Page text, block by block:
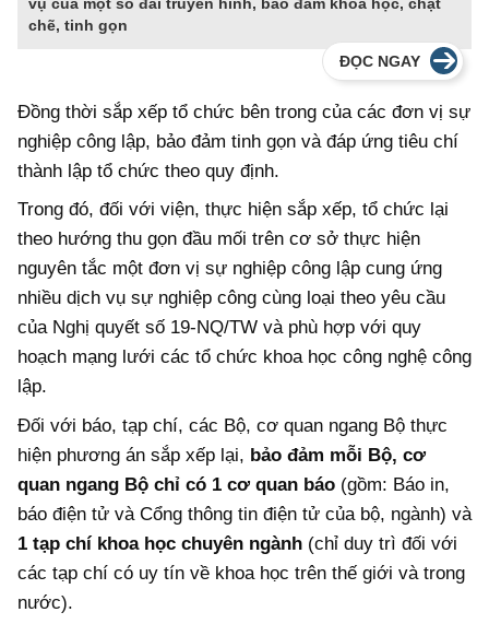
chẽ, tinh gọn
ĐỌC NGAY
Đồng thời sắp xếp tổ chức bên trong của các đơn vị sự
nghiệp công lập, bảo đảm tinh gọn và đáp ứng tiêu chí
thành lập tổ chức theo quy định.
Trong đó, đối với viện, thực hiện sắp xếp, tổ chức lại
theo hướng thu gọn đầu mối trên cơ sở thực hiện
nguyên tắc một đơn vị sự nghiệp công lập cung ứng
nhiều dịch vụ sự nghiệp công cùng loại theo yêu cầu
của Nghị quyết số 19-NQ/TW và phù hợp với quy
hoạch mạng lưới các tổ chức khoa học công nghệ công
lập.
Đối với báo, tạp chí, các Bộ, cơ quan ngang Bộ thực
hiện phương án sắp xếp lại, bảo đảm mỗi Bộ, cơ
quan ngang Bộ chỉ có 1 cơ quan báo (gồm: Báo in,
báo điện tử và Cổng thông tin điện tử của bộ, ngành) và
1 tạp chí khoa học chuyên ngành (chỉ duy trì đối với
các tạp chí có uy tín về khoa học trên thế giới và trong
nước).